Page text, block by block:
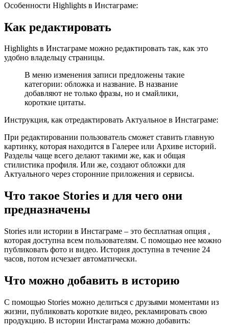
Особенности Highlights в Инстаграме:
Как редактировать
Highlights в Инстаграме можно редактировать так, как это
удобно владельцу страницы.
В меню изменения записи предложены такие
категории: обложка и название. В название
добавляют не только фразы, но и смайлики,
короткие цитаты.
Инструкция, как отредактировать Актуальное в Инстаграме:
При редактировании пользователь сможет ставить главную
картинку, которая находится в Галерее или Архиве историй.
Разделы чаще всего делают такими же, как и общая
стилистика профиля. Или же, создают обложки для
Актуального через сторонние приложения и сервисы.
Что такое Stories и для чего они
предназначены
Stories или истории в Инстаграме – это бесплатная опция ,
которая доступна всем пользователям. С помощью нее можно
публиковать фото и видео. История доступна в течение 24
часов, потом исчезает автоматически.
Что можно добавить в историю
С помощью Stories можно делиться с друзьями моментами из
жизни, публиковать короткие видео, рекламировать свою
продукцию. В истории Инстаграма можно добавить: